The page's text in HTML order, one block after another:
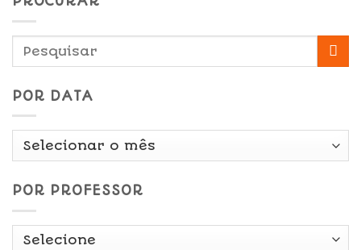
POR DATA
Por
POR PROFESSOR